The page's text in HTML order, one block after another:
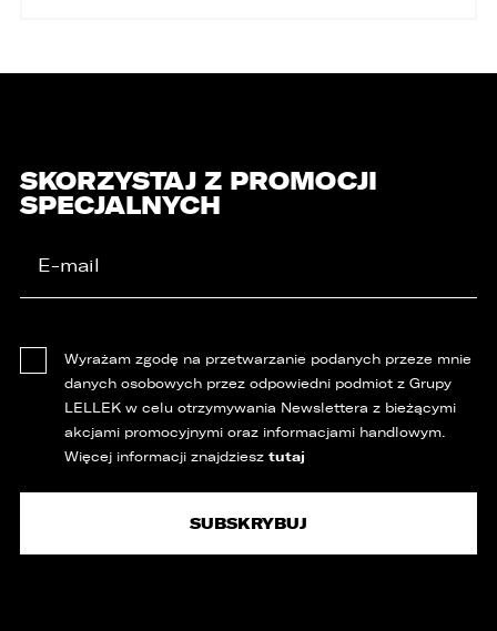
SKORZYSTAJ Z PROMOCJI
SPECJALNYCH
Wyrażam zgodę na przetwarzanie podanych przeze mnie
danych osobowych przez odpowiedni podmiot z Grupy
LELLEK w celu otrzymywania Newslettera z bieżącymi
akcjami promocyjnymi oraz informacjami handlowym.
Więcej informacji znajdziesz tutaj